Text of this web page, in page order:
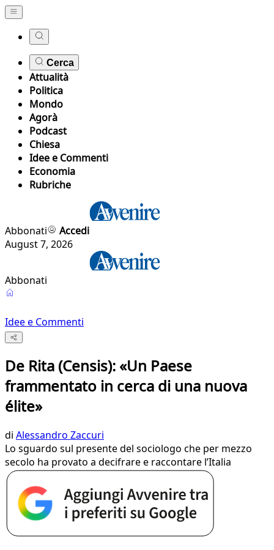
Cerca
Attualità
Politica
Mondo
Agorà
Podcast
Chiesa
Idee e Commenti
Economia
Rubriche
Abbonati
Accedi
August 7, 2026
Abbonati
Idee e Commenti
De Rita (Censis): «Un Paese
frammentato in cerca di una nuova
élite»
di Alessandro Zaccuri
Lo sguardo sul presente del sociologo che per mezzo
secolo ha provato a decifrare e raccontare l’Italia